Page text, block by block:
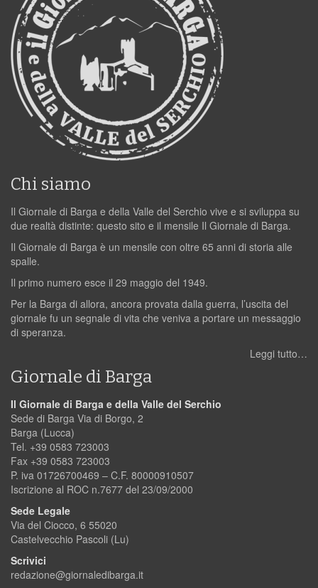
Chi siamo
Il Giornale di Barga e della Valle del Serchio vive e si sviluppa su
due realtà distinte: questo sito e il mensile Il Giornale di Barga.
Il Giornale di Barga è un mensile con oltre 65 anni di storia alle
spalle.
Il primo numero esce il 29 maggio del 1949.
Per la Barga di allora, ancora provata dalla guerra, l’uscita del
giornale fu un segnale di vita che veniva a portare un messaggio
di speranza.
Leggi tutto…
Giornale di Barga
Il Giornale di Barga e della Valle del Serchio
Sede di Barga Via di Borgo, 2
Barga (Lucca)
Tel. +39 0583 723003
Fax +39 0583 723003
P. iva 01726700469 – C.F. 80000910507
Iscrizione al ROC n.7677 del 23/09/2000
Sede Legale
Via del Ciocco, 6 55020
Castelvecchio Pascoli (Lu)
Scrivici
redazione@giornaledibarga.it